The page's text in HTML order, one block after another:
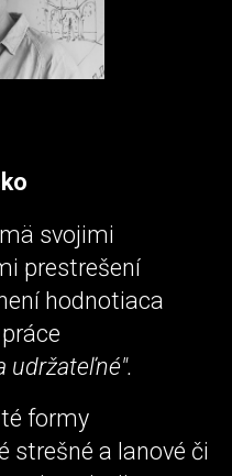
svojimi
prestrešení
hodnotiaca
udržateľné".
formy
strešné a lanové či